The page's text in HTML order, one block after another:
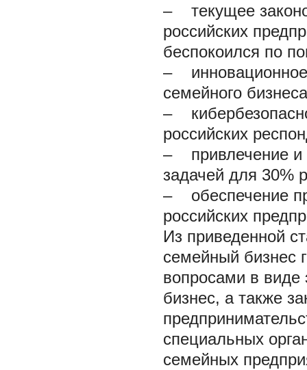
– текущее
российских
беспокоился по
– инновационное
семейного
–
российских
– привлечение и
задачей для 30%
– обеспечение
российских
Из приведенной
семейный бизнес
вопросами в виде
бизнес, а также
специальных
семейных